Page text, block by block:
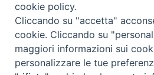
Copyright © 2019 -
Trentina Editrice
Privacy Policy
cookie policy.
Cliccando su "accetta"
cookie. Cliccando su
maggiori informazioni sui
personalizzare le tue